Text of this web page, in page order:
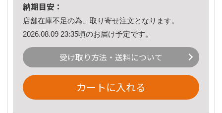
納期目安：
店舗在庫不足の為、取り寄せ注文となります。
2026.08.09 23:35頃のお届け予定です。
受け取り方法・送料について
カートに入れる